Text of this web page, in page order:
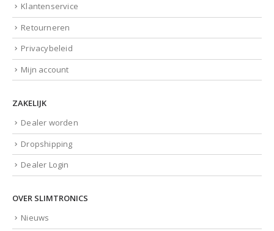
Klantenservice
Retourneren
Privacybeleid
Mijn account
ZAKELIJK
Dealer worden
Dropshipping
Dealer Login
OVER SLIMTRONICS
Nieuws